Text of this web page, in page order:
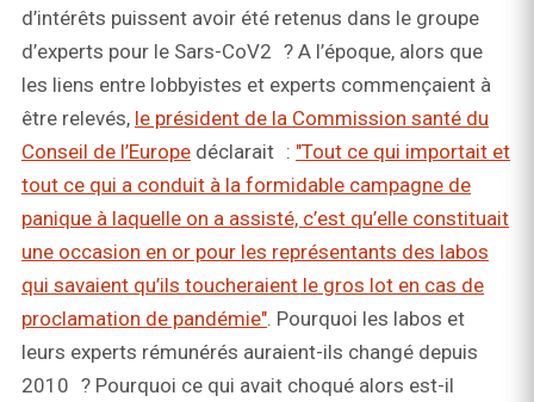
d’intérêts puissent avoir été retenus dans le groupe
d’experts pour le Sars-CoV2 ? A l’époque, alors que
les liens entre lobbyistes et experts commençaient à
être relevés, le président de la Commission santé du
Conseil de l’Europe déclarait : "Tout ce qui importait et
tout ce qui a conduit à la formidable campagne de
panique à laquelle on a assisté, c’est qu’elle constituait
une occasion en or pour les représentants des labos
qui savaient qu’ils toucheraient le gros lot en cas de
proclamation de pandémie". Pourquoi les labos et
leurs experts rémunérés auraient-ils changé depuis
2010 ? Pourquoi ce qui avait choqué alors est-il